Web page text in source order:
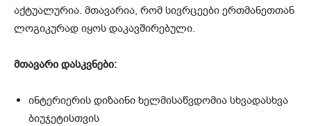
აქტუალურია. მთავარია, რომ სივრცეები ერთმანეთთან
ლოგიკურად იყოს დაკავშირებული.
მთავარი დასკვნები:
ინტერიერის დიზაინი ხელმისაწვდომია სხვადასხვა
ბიუჯეტისთვის